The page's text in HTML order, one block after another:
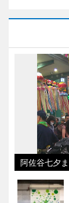
阿佐谷七夕